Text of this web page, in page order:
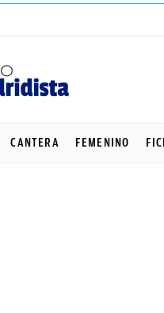
CANTERA FEMENINO